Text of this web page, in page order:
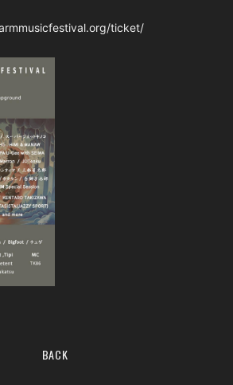
ログイン
ticket/
BACK